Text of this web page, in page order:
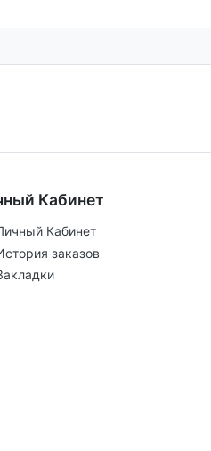
Кабинет
Кабинет
заказов